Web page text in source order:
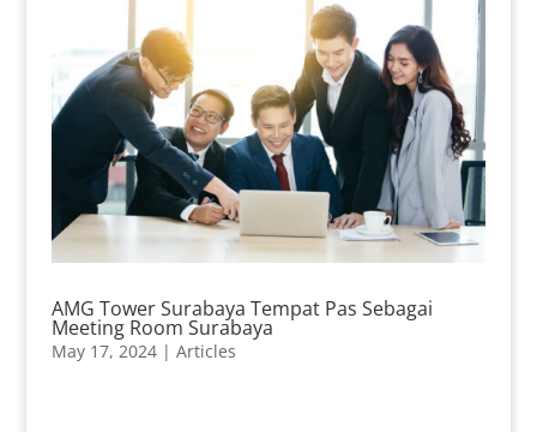
AMG Tower Surabaya Tempat Pas Sebagai
Meeting Room Surabaya
May 17, 2024| Articles